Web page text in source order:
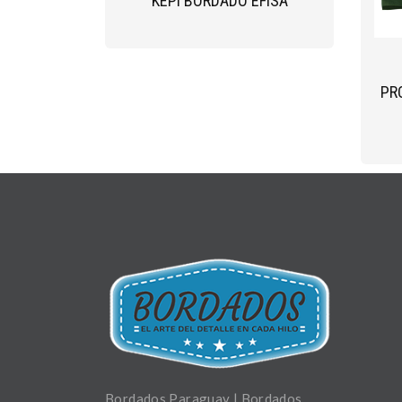
Bordados Paraguay | Bordados